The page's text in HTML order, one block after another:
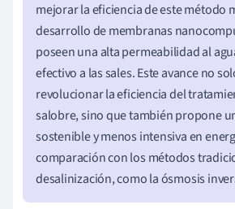
mejorar la eficiencia de este método
desarrollo de membranas
poseen una alta permeabilidad al
efectivo a las sales. Este avance no
revolucionar la eficiencia del
salobre, sino que también propone
sostenible y menos intensiva en
comparación con los métodos
desalinización, como la ósmosis